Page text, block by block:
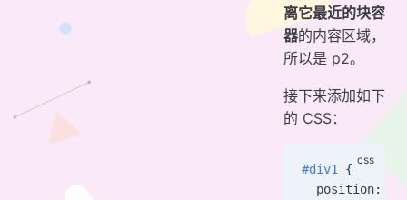
离它最近的块容
器的内容区域，
所以是 p2。
接下来添加如下
的 CSS：
#div1
{
  position: